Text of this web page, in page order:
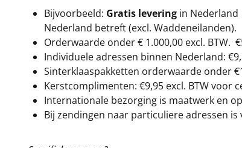
Bijvoorbeeld: Gratis levering in
Nederland betreft (excl. Waddeneilanden).
Orderwaarde onder € 1.000,00 excl. BTW.
Individuele adressen binnen Nederland:
Sinterklaaspakketten orderwaarde onder €
Kerstcomplimenten: €9,95 excl. BTW voor
Internationale bezorging is maatwerk en
Bij zendingen naar particuliere adressen